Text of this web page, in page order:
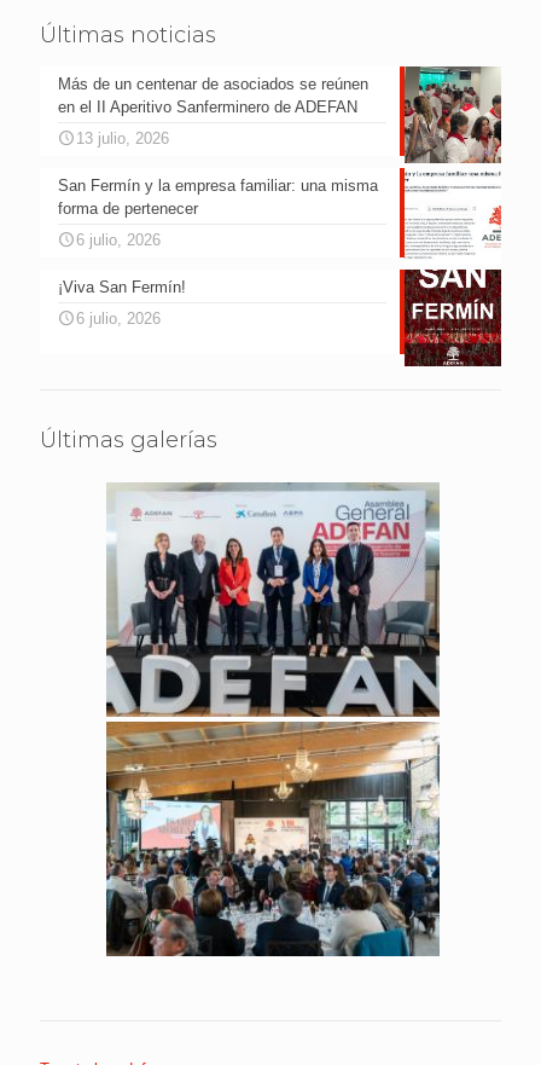
Últimas noticias
Más de un centenar de asociados se reúnen
en el II Aperitivo Sanferminero de ADEFAN
13 julio, 2026
San Fermín y la empresa familiar: una misma
forma de pertenecer
6 julio, 2026
¡Viva San Fermín!
6 julio, 2026
Últimas galerías